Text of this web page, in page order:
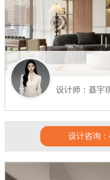
设计师：聂宇
设计咨询